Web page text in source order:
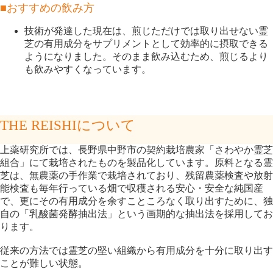
■おすすめの飲み方
技術が発達した現在は、煎じただけでは取り出せない霊
芝の有用成分をサプリメントとして効率的に摂取できる
ようになりました。そのまま飲み込むため、煎じるより
も飲みやすくなっています。
THE REISHIについて
上薬研究所では、長野県中野市の契約栽培農家「さわやか霊芝
組合」にて栽培されたものを製品化しています。原料となる霊
芝は、無農薬の手作業で栽培されており、残留農薬検査や放射
能検査も毎年行っている畑で収穫される安心・安全な純国産
で、更にその有用成分を余すこところなく取り出すために、独
自の「乳酸菌発酵抽出法」という画期的な抽出法を採用してお
ります。
従来の方法では霊芝の堅い組織から有用成分を十分に取り出す
ことが難しい状態。